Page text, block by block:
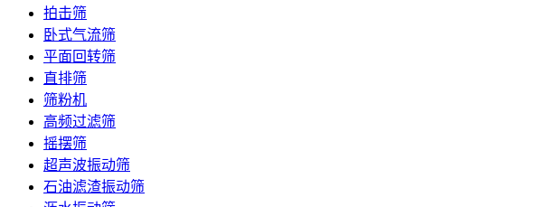
拍击筛
卧式气流筛
平面回转筛
直排筛
筛粉机
高频过滤筛
摇摆筛
超声波振动筛
石油滤渣振动筛